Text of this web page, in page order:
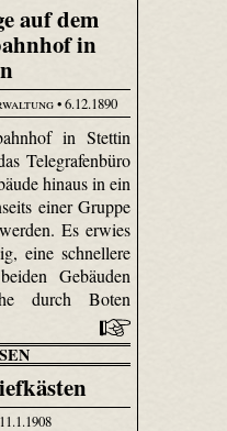
auf dem
in
• 6.12.1890
in Stettin
Telegrafenbüro
hinaus in ein
einer Gruppe
Es erwies
eine schnellere
Gebäuden
durch Boten